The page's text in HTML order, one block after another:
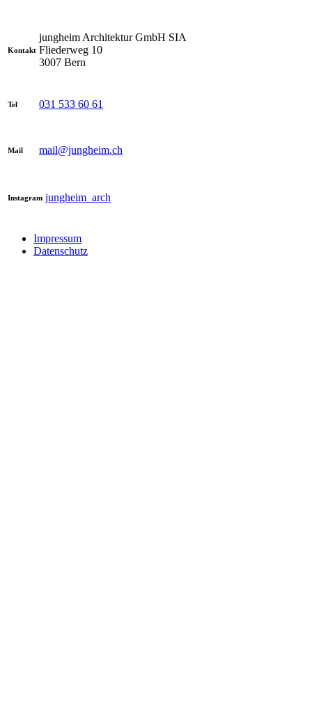
Kontakt
jungheim Architektur GmbH SIA
Fliederweg 10
3007 Bern
Tel 031 533 60 61
Mail mail@jungheim.ch
Instagram jungheim_arch
Impressum
Datenschutz